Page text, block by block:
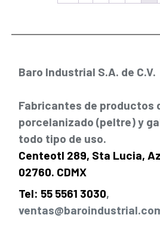
Baro Industrial S.A. de C.V.
Fabricantes de productos
porcelanizado (peltre) y
todo tipo de uso.
Centeotl 289, Sta Lucia,
02760. CDMX
Tel: 55 5561 3030,